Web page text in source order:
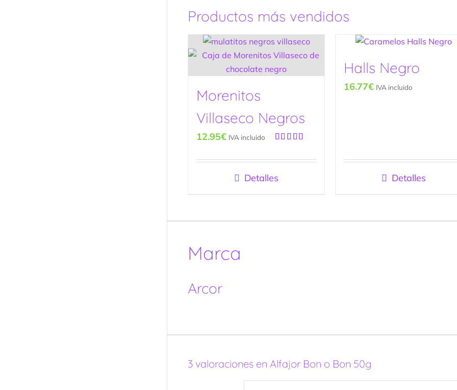
Productos más vendidos
Morenitos
Villaseco Negros
con4.97de
5
12.95€ IVA incluido
Detalles
Halls Negro
16.77€ IVA incluido
Detalles
Marca
Arcor
3 valoraciones en Alfajor Bon o Bon 50g